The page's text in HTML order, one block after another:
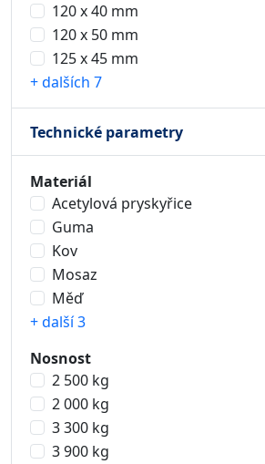
120 x 40 mm
120 x 50 mm
125 x 45 mm
+ dalších 7
Technické parametry
Materiál
Acetylová pryskyřice
Guma
Kov
Mosaz
Měď
+ další 3
Nosnost
2 500 kg
2 000 kg
3 300 kg
3 900 kg